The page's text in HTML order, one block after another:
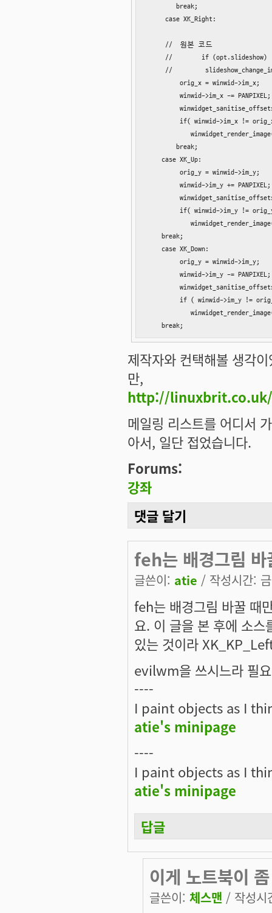
        break;
     case XK_Right:
     //  원본 코드
     //        if (opt.slideshow)
//
         orig_x = winwid->im_x;
         winwid->im_x -= PANPIXEL;
if( winwid->im_x !=
        break;
    case XK_Up:
         orig_y = winwid->im_y;
         winwid->im_y += PANPIXEL;
if( winwid->im_y !=
    break;
    case XK_Down:
         orig_y = winwid->im_y;
         winwid->im_y -= PANPIXEL;
if ( winwid->im_y !=
    break;
제작자와 컨택해볼 생각
만,
http://
메일링 리스트를 어디서
아서, 일단 접었습니다.
Forums:
강좌
댓글 달기
feh는 배경그림 바
글쓴이: atie / 작성시간:
feh는 배경그림 바꿀 때
요. 이 글을 본 후에 소스
있는 것이라
evilwm을 쓰시느라 필
----
I paint objects as I
atie's minipage
----
I paint objects as I
atie's minipage
답글
이게 노트북이 좀
글쓴이: 체스맨 / 작성